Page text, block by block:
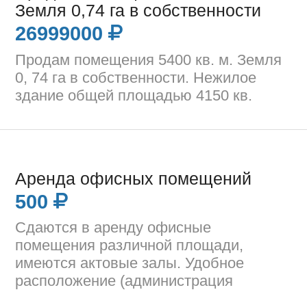
Земля 0,74 га в собственности
26999000
Продам помещения 5400 кв. м. Земля
0, 74 га в собственности. Нежилое
здание общей площадью 4150 кв.
Аренда офисных помещений
500
Сдаются в аренду офисные
помещения различной площади,
имеются актовые залы. Удобное
расположение (администрация